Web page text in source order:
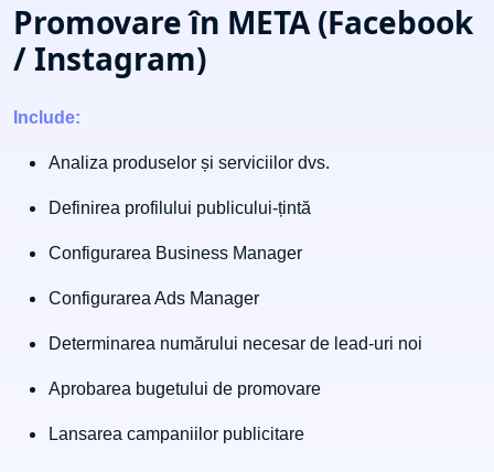
Promovare în META (Facebook
/ Instagram)
Include:
Analiza produselor și serviciilor dvs.
Definirea profilului publicului-țintă
Configurarea Business Manager
Configurarea Ads Manager
Determinarea numărului necesar de lead-uri noi
Aprobarea bugetului de promovare
Lansarea campaniilor publicitare